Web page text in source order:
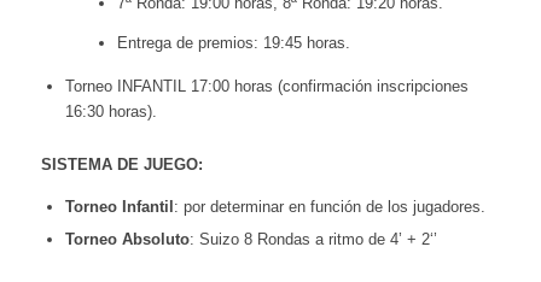
Entrega de premios: 19:45 horas.
Torneo INFANTIL 17:00 horas (confirmación inscripciones
16:30 horas).
SISTEMA DE JUEGO:
Torneo Infantil : por determinar en función de los jugadores.
Torneo Absoluto: Suizo 8 Rondas a ritmo de 4’ + 2‘’